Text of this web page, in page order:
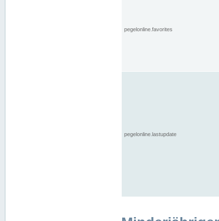
pegelonline.favorites
pegelonline.lastupdate